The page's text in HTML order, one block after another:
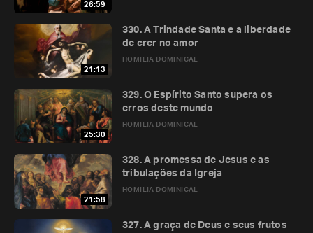
26:59
21:13
HOMILIA DOMINICAL
330. A Trindade Santa e a liberdade
de crer no amor
25:30
HOMILIA DOMINICAL
329. O Espírito Santo supera os
erros deste mundo
21:58
HOMILIA DOMINICAL
328. A promessa de Jesus e as
tribulações da Igreja
327. A graça de Deus e seus frutos